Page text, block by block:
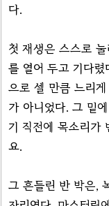
다.
첫 재생은 스스로
를 열어 두고 기다
으로 셀 만큼 느리
가 아니었다. 그 밑
기 직전에 목소리가
요.
그 흔들린 반 박은,